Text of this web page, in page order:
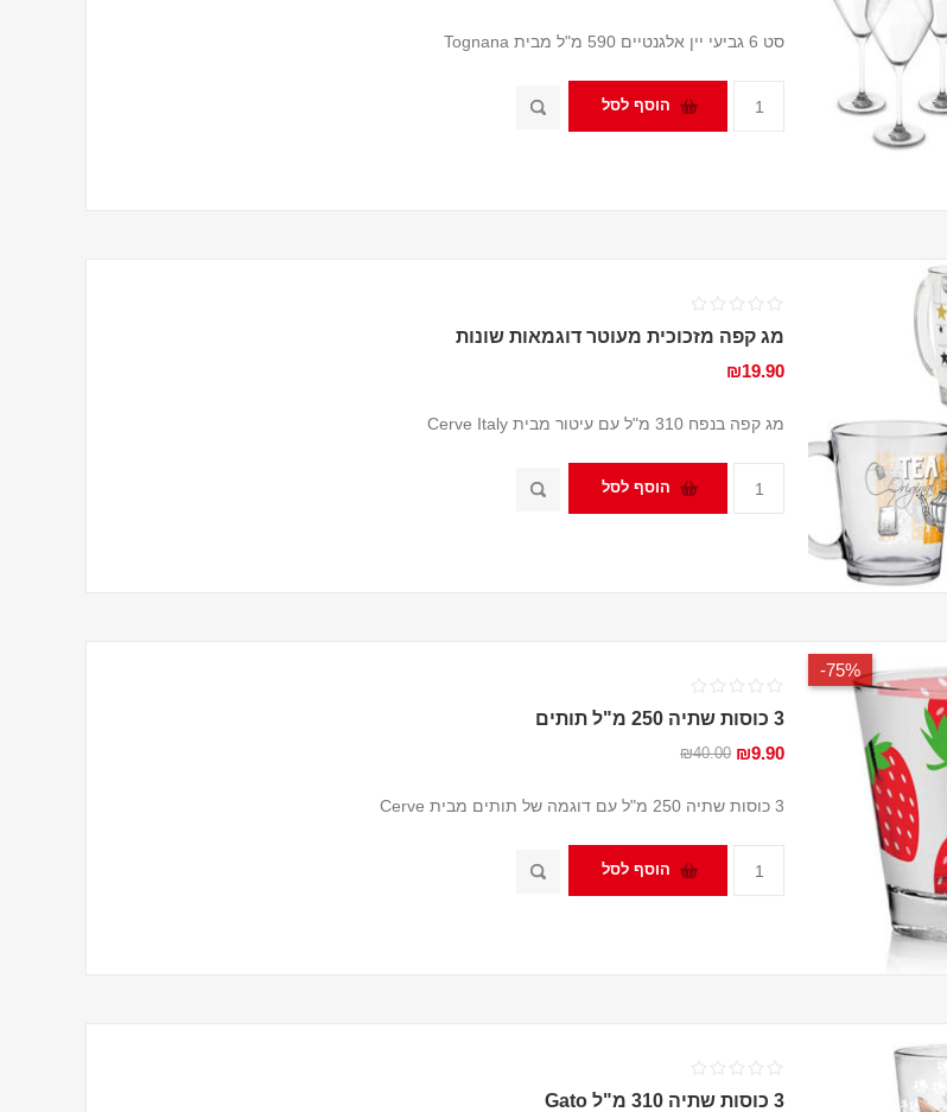
סט 6 גביעי יין אלגנטיים 590 מ"ל מבית Tognana
הוסף לסל
מג קפה מזכוכית מעוטר דוגמאות שונות
₪19.90
מג קפה בנפח 310 מ"ל עם עיטור מבית Cerve Italy
הוסף לסל
75%-
3 כוסות שתיה 250 מ"ל תותים
₪9.90
₪40.00
3 כוסות שתיה 250 מ"ל עם דוגמה של תותים מבית Cerve
הוסף לסל
3 כוסות שתיה 310 מ"ל Gato